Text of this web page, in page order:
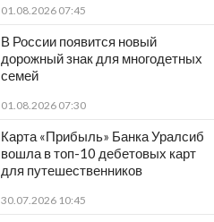
01.08.2026 07:45
В России появится новый
дорожный знак для многодетных
семей
01.08.2026 07:30
Карта «Прибыль» Банка Уралсиб
вошла в топ-10 дебетовых карт
для путешественников
30.07.2026 10:45